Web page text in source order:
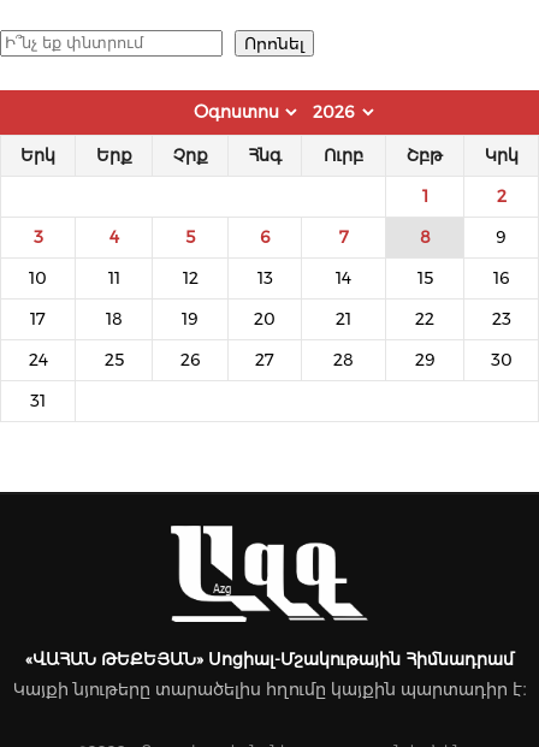
Որոնել Որոնել
Երկ Երք Չրք Հնգ Ուրբ Շբթ Կրկ
1 2
3 4 5 6 7 8 9
10 11 12 13 14 15 16
17 18 19 20 21 22 23
24 25 26 27 28 29 30
31
«ՎԱՀԱՆ ԹԵՔԵՅԱՆ» Սոցիալ-Մշակութային Հիմնադրամ
Կայքի նյութերը տարածելիս հղումը կայքին պարտադիր է։